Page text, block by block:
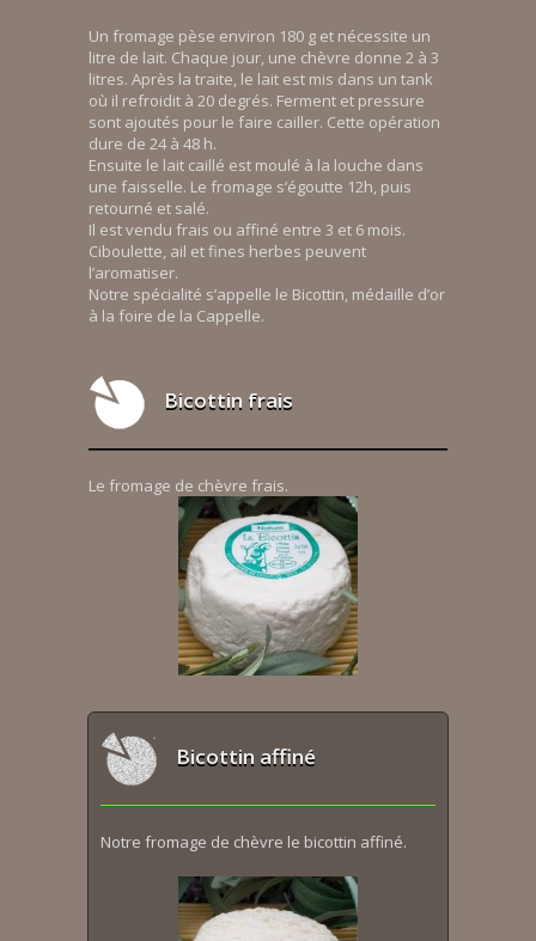
Un fromage pèse environ 180 g et nécessite un
litre de lait. Chaque jour, une chèvre donne 2 à 3
litres. Après la traite, le lait est mis dans un tank
où il refroidit à 20 degrés. Ferment et pressure
sont ajoutés pour le faire cailler. Cette opération
dure de 24 à 48 h.
Ensuite le lait caillé est moulé à la louche dans
une faisselle. Le fromage s’égoutte 12h, puis
retourné et salé.
Il est vendu frais ou affiné entre 3 et 6 mois.
Ciboulette, ail et fines herbes peuvent
l’aromatiser.
Notre spécialité s’appelle le Bicottin, médaille d’or
à la foire de la Cappelle.
Bicottin frais
Le fromage de chèvre frais.
Bicottin affiné
Notre fromage de chèvre le bicottin affiné.